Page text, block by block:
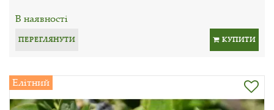
В наявності
ПЕРЕГЛЯНУТИ КУПИТИ
Елітний